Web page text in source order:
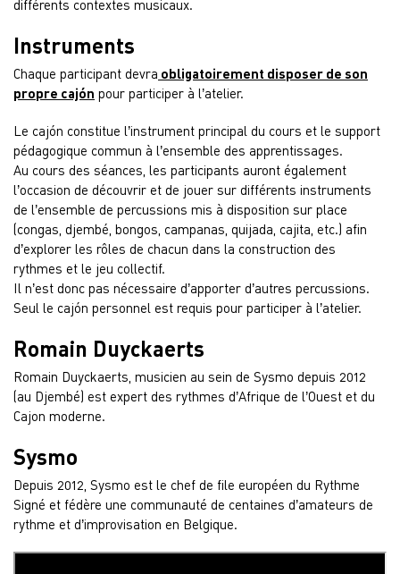
différents contextes musicaux.
Instruments
Chaque participant devra obligatoirement disposer de son
propre cajón pour participer à l’atelier.
Le cajón constitue l’instrument principal du cours et le support
pédagogique commun à l’ensemble des apprentissages.
Au cours des séances, les participants auront également
l’occasion de découvrir et de jouer sur différents instruments
de l’ensemble de percussions mis à disposition sur place
(congas, djembé, bongos, campanas, quijada, cajita, etc.) afin
d’explorer les rôles de chacun dans la construction des
rythmes et le jeu collectif.
Il n’est donc pas nécessaire d’apporter d’autres percussions.
Seul le cajón personnel est requis pour participer à l’atelier.
Romain Duyckaerts
Romain Duyckaerts, musicien au sein de Sysmo depuis 2012
(au Djembé) est expert des rythmes d’Afrique de l’Ouest et du
Cajon moderne.
Sysmo
Depuis 2012, Sysmo est le chef de file européen du Rythme
Signé et fédère une communauté de centaines d’amateurs de
rythme et d’improvisation en Belgique.